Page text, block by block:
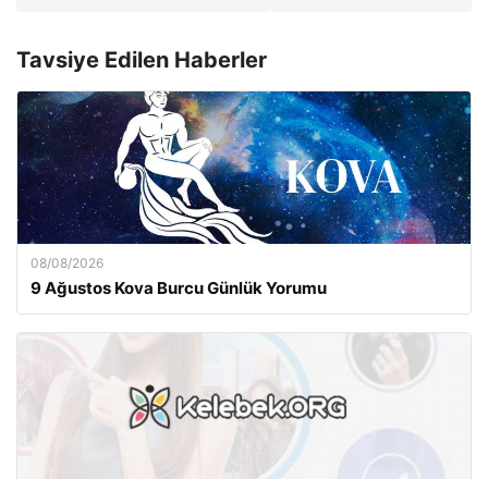
Tavsiye Edilen Haberler
08/08/2026
9 Ağustos Kova Burcu Günlük Yorumu